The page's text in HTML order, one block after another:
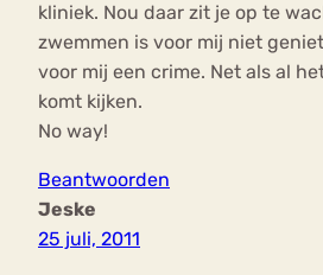
kliniek. Nou daar zit je op te
zwemmen is voor mij niet
voor mij een crime. Net als al
komt kijken.
No way!
Beantwoorden
Jeske
25 juli, 2011